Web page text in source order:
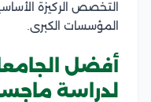
التخصص الركيزة
المؤسسات الكبرى.
أفضل
لدراسة